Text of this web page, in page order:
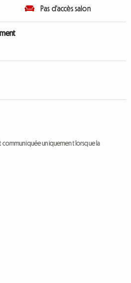
Pas d'accès salon
communiquée uniquement lorsque la